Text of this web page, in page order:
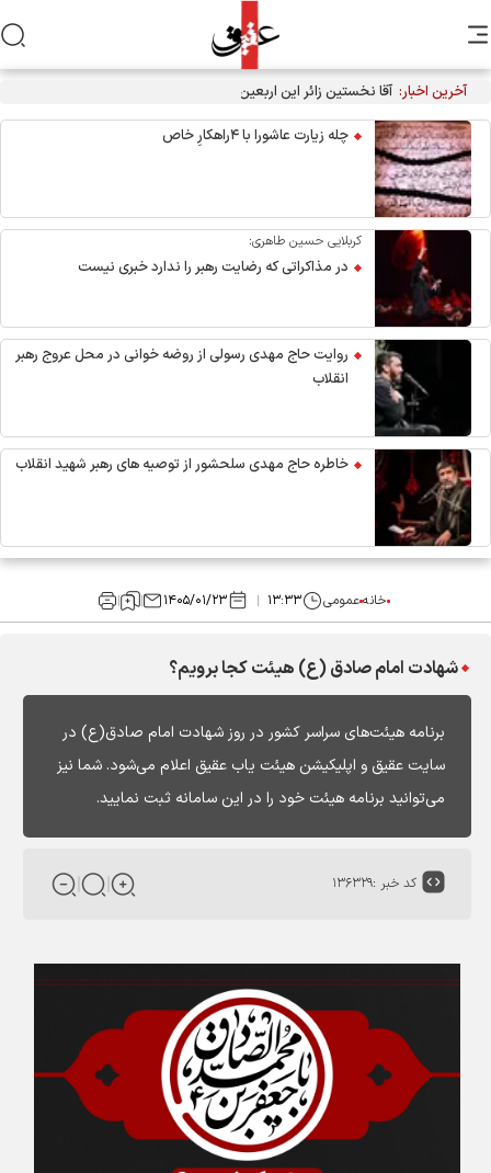
آخرین اخبار: آقا نخستین زائر این اربعین شد+فیلم
چله زیارت عاشورا با ۴راهکارِ خاص
کربلایی حسین طاهری:
در مذاکراتی که رضایت رهبر را ندارد خبری نیست
روایت حاج مهدی رسولی از روضه خوانی در محل عروج رهبر
انقلاب
خاطره حاج مهدی سلحشور از توصیه های رهبر شهید انقلاب
خانهعمومی ۱۳:۳۳ ۱۴۰۵/۰۱/۲۳
شهادت امام صادق (ع) هیئت کجا برویم؟
برنامه هیئت‌های سراسر کشور در روز شهادت امام صادق(ع) در
سایت عقیق و اپلیکیشن هیئت یاب عقیق اعلام می‌شود. شما نیز
می‌توانید برنامه هیئت خود را در این سامانه ثبت نمایید.
کد خبر :۱۳۶۳۲۹